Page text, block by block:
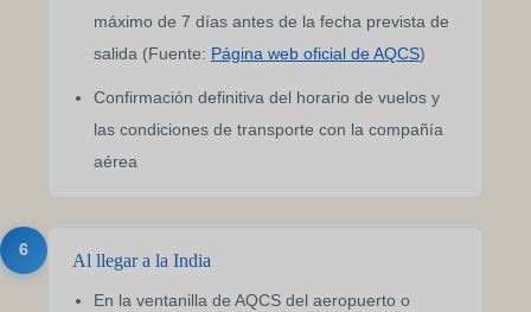
máximo de 7 días antes de la fecha prevista de
salida (Fuente: Página web oficial de AQCS)
Confirmación definitiva del horario de vuelos y
las condiciones de transporte con la compañía
aérea
6
Al llegar a la India
En la ventanilla de AQCS del aeropuerto o